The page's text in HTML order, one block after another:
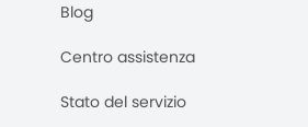
Blog
Centro assistenza
Stato del servizio